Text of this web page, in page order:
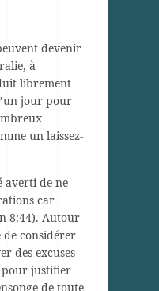
devenir
à
librement
jour pour
un laissez-
averti de ne
car
8:44). Autour
de considérer
des excuses
pour justifier
de toute